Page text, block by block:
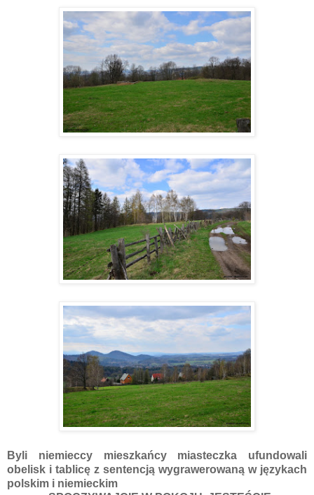
Byli niemieccy mieszkańcy miasteczka ufundowali
obelisk i tablicę z sentencją wygrawerowaną w językach
polskim i niemieckim